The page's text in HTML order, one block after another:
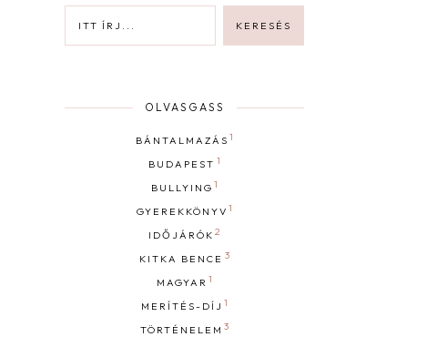
OLVASGASS
BÁNTALMAZÁS 1
BUDAPEST 1
BULLYING 1
GYEREKKÖNYV 1
IDŐJÁRÓK 2
KITKA BENCE 3
MAGYAR 1
MERÍTÉS-DÍJ 1
TÖRTÉNELEM 3